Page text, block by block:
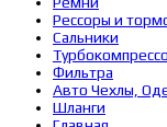
Рессоры и
Сальники
Фильтра
Авто Чехлы,
Шланги